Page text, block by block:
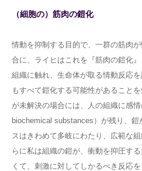
（細胞の）筋肉の鎧化
情動を抑制する目的で、一群の筋肉
合に、ライヒはこれを『筋肉の鎧化
組織に触れ、生命体が取る情動反応
もすべて鎧化する可能性があること
が未解決の場合には、人の組織に感
biochemical substances）が残り、
スはきわめて多岐にわたり、広範な
らに私は組織の鎧が、衝動を抑圧す
くて、刺激に対してしかるべき反応